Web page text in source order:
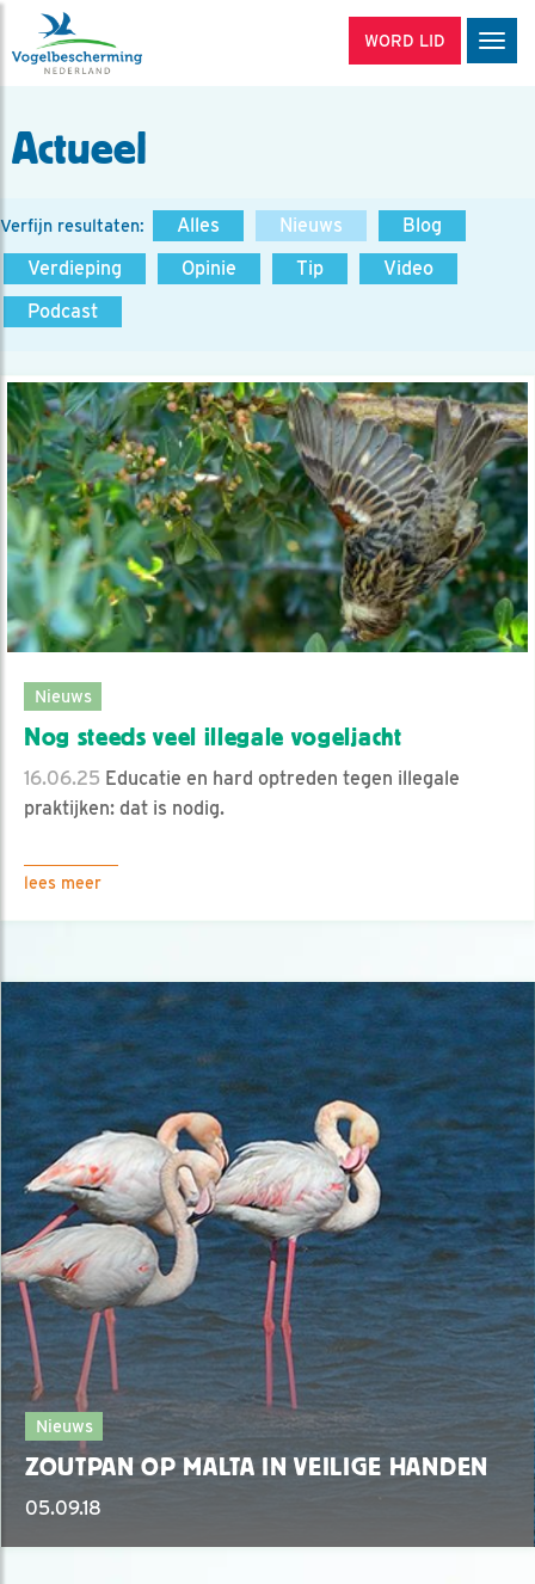
WORD LID
Actueel
Verfijn resultaten: Alles Nieuws
Blog
Verdieping
Opinie Tip
Video
Podcast
Nieuws
Nog steeds veel illegale vogeljacht
16.06.25 Educatie en hard optreden tegen illegale
praktijken: dat is nodig.
lees meer
Nieuws
ZOUTPAN OP MALTA IN VEILIGE HANDEN
05.09.18